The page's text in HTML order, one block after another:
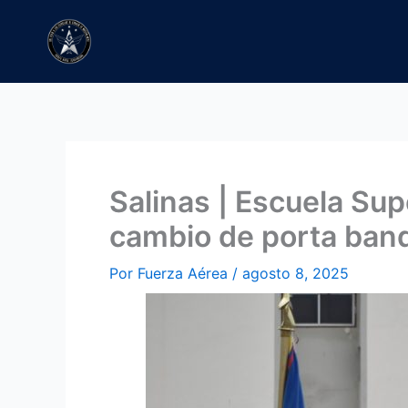
contenido
Salinas | Escuela
cambio de porta
Por Fuerza Aérea / agosto 8, 2025